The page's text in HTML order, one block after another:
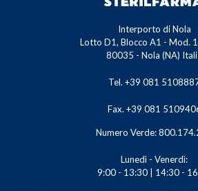
Interporto di Nola
Lotto D1, Blocco A1 - Mod.
80035 - Nola (NA)
Tel. +39 081
Fax. +39 081
Numero Verde:
Lunedì - Venerdì:
9:00 - 13:30 | 14:30 -